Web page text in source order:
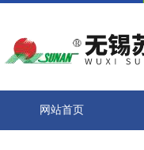
网站首页